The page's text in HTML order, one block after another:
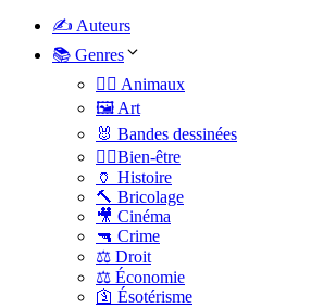
✍️ Auteurs
📚 Genres
🐕‍🦺 Animaux
🖼️ Art
🐰 Bandes dessinées
🧑‍⚕️Bien-être
🏺 Histoire
🔨 Bricolage
🎥 Cinéma
🔫 Crime
⚖️ Droit
⚖️ Économie
🛐 Ésotérisme